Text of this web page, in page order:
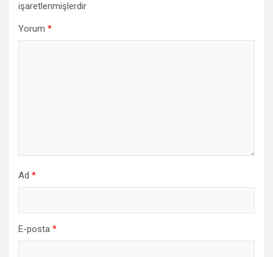
işaretlenmişlerdir
Yorum *
Ad *
E-posta *